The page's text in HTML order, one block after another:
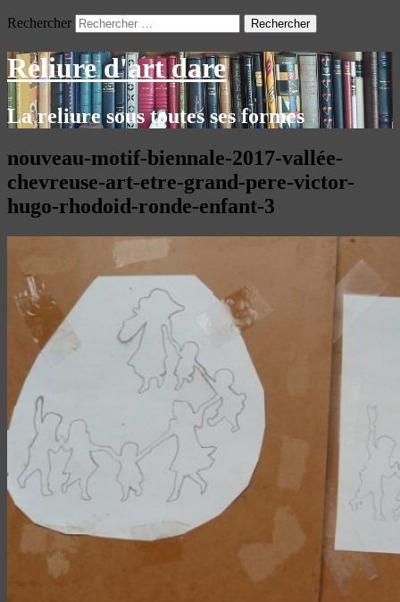
Rechercher
Reliure d'art dare
La reliure sous toutes ses formes
nouveau-motif-biennale-2017-vallée-
chevreuse-art-etre-grand-pere-victor-
hugo-rhodoid-ronde-enfant-3